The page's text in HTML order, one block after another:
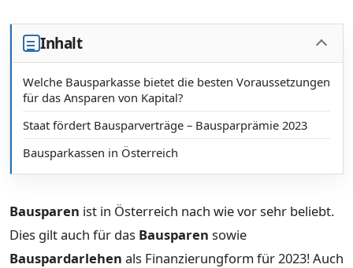
Inhalt
Welche Bausparkasse bietet die besten Voraussetzungen
für das Ansparen von Kapital?
Staat fördert Bausparverträge – Bausparprämie 2023
Bausparkassen in Österreich
Bausparen ist in Österreich nach wie vor sehr beliebt.
Dies gilt auch für das Bausparen sowie
Bauspardarlehen als Finanzierungform für 2023! Auch